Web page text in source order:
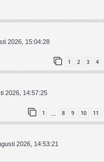
2026, 15:04:28
1 2 3 4
2026, 14:57:25
1 8 9 10 11
2026, 14:53:21